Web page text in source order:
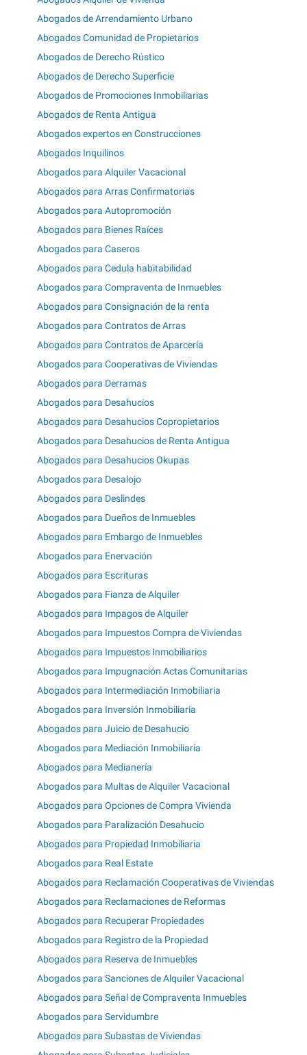
Abogados de Arrendamiento Urbano
Abogados Comunidad de Propietarios
Abogados de Derecho Rústico
Abogados de Derecho Superficie
Abogados de Promociones Inmobiliarias
Abogados de Renta Antigua
Abogados expertos en Construcciones
Abogados Inquilinos
Abogados para Alquiler Vacacional
Abogados para Arras Confirmatorias
Abogados para Autopromoción
Abogados para Bienes Raíces
Abogados para Caseros
Abogados para Cedula habitabilidad
Abogados para Compraventa de Inmuebles
Abogados para Consignación de la renta
Abogados para Contratos de Arras
Abogados para Contratos de Aparcería
Abogados para Cooperativas de Viviendas
Abogados para Derramas
Abogados para Desahucios
Abogados para Desahucios Copropietarios
Abogados para Desahucios de Renta Antigua
Abogados para Desahucios Okupas
Abogados para Desalojo
Abogados para Deslindes
Abogados para Dueños de Inmuebles
Abogados para Embargo de Inmuebles
Abogados para Enervación
Abogados para Escrituras
Abogados para Fianza de Alquiler
Abogados para Impagos de Alquiler
Abogados para Impuestos Compra de Viviendas
Abogados para Impuestos Inmobiliarios
Abogados para Impugnación Actas Comunitarias
Abogados para Intermediación Inmobiliaria
Abogados para Inversión Inmobiliaria
Abogados para Juicio de Desahucio
Abogados para Mediación Inmobiliaria
Abogados para Medianería
Abogados para Multas de Alquiler Vacacional
Abogados para Opciones de Compra Vivienda
Abogados para Paralización Desahucio
Abogados para Propiedad Inmobiliaria
Abogados para Real Estate
Abogados para Reclamación Cooperativas de Viviendas
Abogados para Reclamaciones de Reformas
Abogados para Recuperar Propiedades
Abogados para Registro de la Propiedad
Abogados para Reserva de Inmuebles
Abogados para Sanciones de Alquiler Vacacional
Abogados para Señal de Compraventa Inmuebles
Abogados para Servidumbre
Abogados para Subastas de Viviendas